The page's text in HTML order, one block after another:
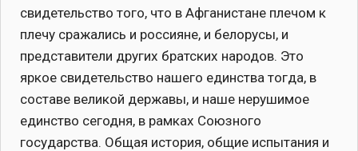
свидетельство того, что в Афганистане плечом к
плечу сражались и россияне, и белорусы, и
представители других братских народов. Это
яркое свидетельство нашего единства тогда, в
составе великой державы, и наше нерушимое
единство сегодня, в рамках Союзного
государства. Общая история, общие испытания и